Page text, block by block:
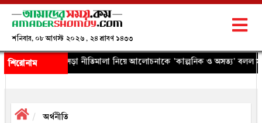
শনিবার, ০৮ আগস্ট ২০২৬ , ২৪ শ্রাবণ ১৪৩৩
শিরোনাম
নীতিমালা নিয়ে আলোচনাকে 'কাল্পনিক ও অসত্য' বলল সরকার◈ বাংলাদেশে
অর্থনীতি